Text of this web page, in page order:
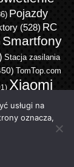
Pojazdy
(528) RC
Smartfony
Stacja zasilania
TomTop.com
Xiaomi
(1007)
okazje
w stanie
usługi na
oznacza,